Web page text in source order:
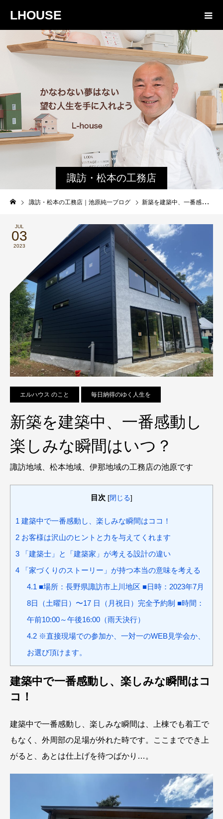
LHOUSE
諏訪・松本の工務店
の社長ブログ｜家族
物語８４３
諏訪・松本の工務店｜池原純一ブログ 新築を建築中、一番感動し楽しみな瞬間はいつ？
JUL
03
2023
エルハウス のこと 毎日納得のゆく人生を
新築を建築中、一番感動し
楽しみな瞬間はいつ？
諏訪地域、松本地域、伊那地域の工務店の池原です
目次 [閉じる]
1 建築中で一番感動し、楽しみな瞬間はココ！
2 お客様は沢山のヒントと力を与えてくれます
3 「建築士」と「建築家」が考える設計の違い
4 「家づくりのストーリー」が持つ本当の意味を考える
4.1 ■場所：長野県諏訪市上川地区 ■日時：2023年7月
8日（土曜日）〜17 日（月祝日）完全予約制 ■時間：
午前10:00～午後16:00（雨天決行）
4.2※直接現場での参加か、一対一のWEB見学会か、
お選び頂けます。
建築中で一番感動し、楽しみな瞬間はコ
コ！
建築中で一番感動し、楽しみな瞬間は、上棟でも着工で
もなく、外周部の足場が外れた時です。ここまででき上
がると、あとは仕上げを待つばかり…。